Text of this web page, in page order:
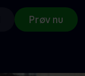
Prøv nu